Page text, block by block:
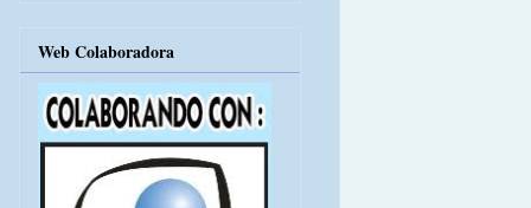
Web Colaboradora